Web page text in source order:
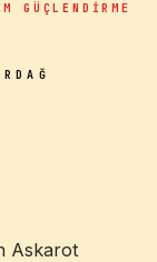
GÜÇLENDIRME
Askarot